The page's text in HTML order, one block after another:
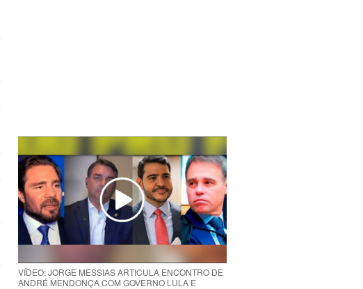
VÍDEO: JORGE MESSIAS ARTICULA ENCONTRO DE
ANDRÉ MENDONÇA COM GOVERNO LULA E